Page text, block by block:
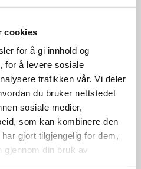
cookies
for å gi innhold og
for å levere sosiale
trafikken vår. Vi deler
du bruker nettstedet
sosiale medier,
som kan kombinere den
gjort tilgjengelig for dem,
gjennom din bruk av